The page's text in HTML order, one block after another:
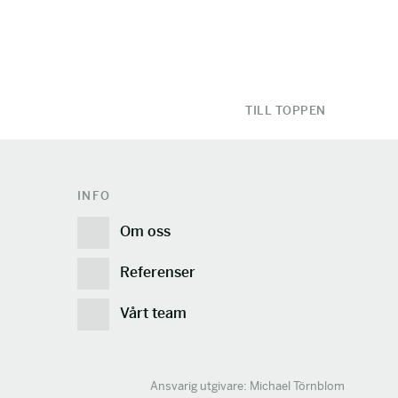
TILL TOPPEN
INFO
Om oss
Referenser
Vårt team
Ansvarig utgivare: Michael Törnblom